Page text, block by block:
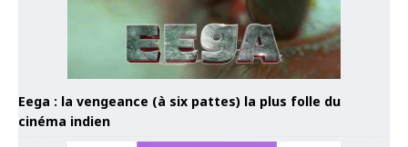
Eega : la vengeance (à six pattes) la plus folle du
cinéma indien